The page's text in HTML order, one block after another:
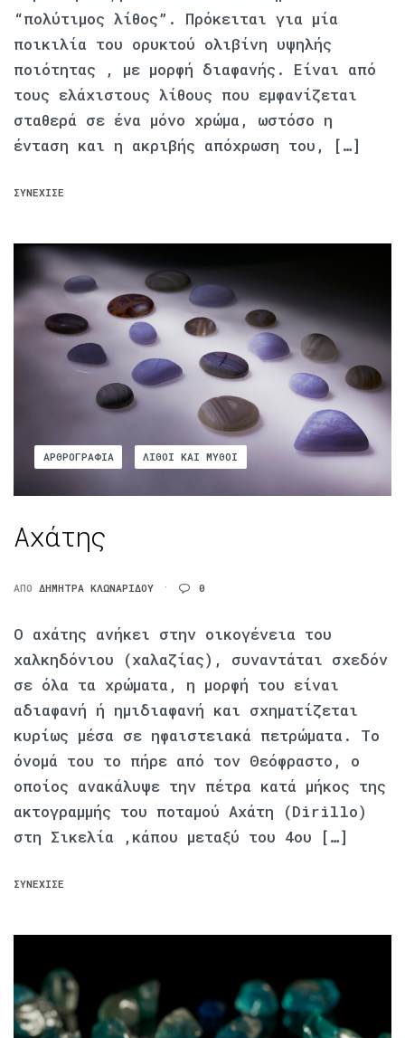
“πολύτιμος λίθος”. Πρόκειται για μία
ποικιλία του ορυκτού ολιβίνη υψηλής
ποιότητας , με μορφή διαφανής. Είναι από
τους ελάχιστους λίθους που εμφανίζεται
σταθερά σε ένα μόνο χρώμα, ωστόσο η
ένταση και η ακριβής απόχρωση του, […]
ΣΥΝΈΧΙΣΕ
ΑΡΘΡΟΓΡΑΦΊΑ ΛΊΘΟΙ ΚΑΙ ΜΎΘΟΙ
Αχάτης
ΑΠΌ ΔΉΜΗΤΡΑ ΚΛΩΝΑΡΊΔΟΥ 0
Ο αχάτης ανήκει στην οικογένεια του
χαλκηδόνιου (χαλαζίας), συναντάται σχεδόν
σε όλα τα χρώματα, η μορφή του είναι
αδιαφανή ή ημιδιαφανή και σχηματίζεται
κυρίως μέσα σε ηφαιστειακά πετρώματα. Το
όνομά του το πήρε από τον Θεόφραστο, ο
οποίος ανακάλυψε την πέτρα κατά μήκος της
ακτογραμμής του ποταμού Αχάτη (Dirillo)
στη Σικελία ,κάπου μεταξύ του 4ου […]
ΣΥΝΈΧΙΣΕ